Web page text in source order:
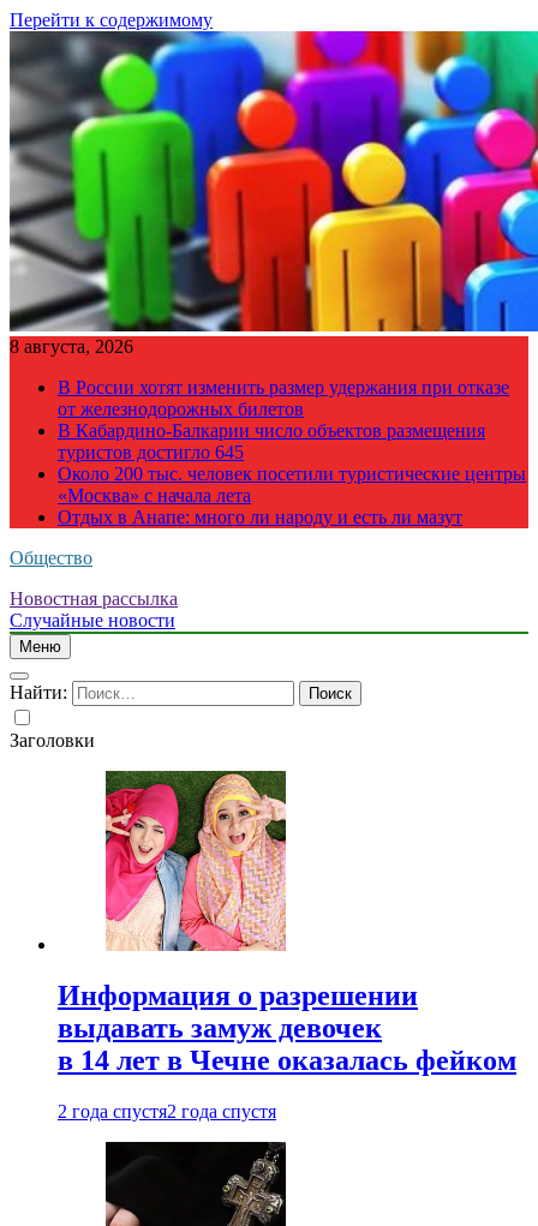
Перейти к содержимому
8 августа, 2026
В России хотят изменить размер удержания при отказе
от железнодорожных билетов
В Кабардино-Балкарии число объектов размещения
туристов достигло 645
Около 200 тыс. человек посетили туристические центры
«Москва» с начала лета
Отдых в Анапе: много ли народу и есть ли мазут
Общество
Новостная рассылка
Случайные новости
Меню
Найти:
Заголовки
Информация о разрешении
выдавать замуж девочек
в 14 лет в Чечне оказалась фейком
2 года спустя2 года спустя